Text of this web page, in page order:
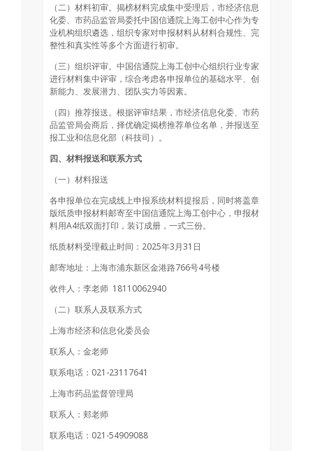
（二）材料初审。揭榜材料完成集中受理后，市经济信息
化委、市药品监管局委托中国信通院上海工创中心作为专
业机构组织遴选，组织专家对申报材料从材料合规性、完
整性和真实性等多个方面进行初审。
（三）组织评审。中国信通院上海工创中心组织行业专家
进行材料集中评审，综合考虑各申报单位的基础水平、创
新能力、发展潜力、团队实力等因素。
（四）推荐报送。根据评审结果，市经济信息化委、市药
品监管局会商后，择优确定揭榜推荐单位名单，并报送至
报工业和信息化部（科技司）。
四、材料报送和联系方式
（一）材料报送
各申报单位在完成线上申报系统材料提报后，同时将盖章
版纸质申报材料邮寄至中国信通院上海工创中心，申报材
料用A4纸双面打印，装订成册，一式三份。
纸质材料受理截止时间：2025年3月31日
邮寄地址：上海市浦东新区金港路766号4号楼
收件人：李老师 18110062940
（二）联系人及联系方式
上海市经济和信息化委员会
联系人：金老师
联系电话：021-23117641
上海市药品监督管理局
联系人：郏老师
联系电话：021-54909088